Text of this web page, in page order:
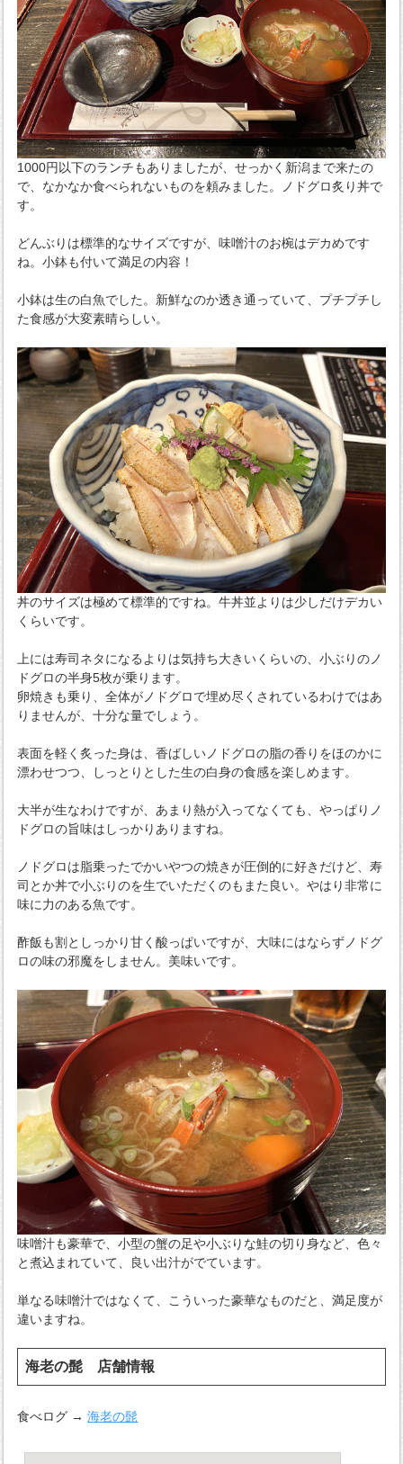
1000円以下のランチもありましたが、せっかく新潟まで来たの
で、なかなか食べられないものを頼みました。ノドグロ炙り丼で
す。
どんぶりは標準的なサイズですが、味噌汁のお椀はデカめです
ね。小鉢も付いて満足の内容！
小鉢は生の白魚でした。新鮮なのか透き通っていて、プチプチし
た食感が大変素晴らしい。
丼のサイズは極めて標準的ですね。牛丼並よりは少しだけデカい
くらいです。
上には寿司ネタになるよりは気持ち大きいくらいの、小ぶりのノ
ドグロの半身5枚が乗ります。
卵焼きも乗り、全体がノドグロで埋め尽くされているわけではあ
りませんが、十分な量でしょう。
表面を軽く炙った身は、香ばしいノドグロの脂の香りをほのかに
漂わせつつ、しっとりとした生の白身の食感を楽しめます。
大半が生なわけですが、あまり熱が入ってなくても、やっぱりノ
ドグロの旨味はしっかりありますね。
ノドグロは脂乗ったでかいやつの焼きが圧倒的に好きだけど、寿
司とか丼で小ぶりのを生でいただくのもまた良い。やはり非常に
味に力のある魚です。
酢飯も割としっかり甘く酸っぱいですが、大味にはならずノドグ
ロの味の邪魔をしません。美味いです。
味噌汁も豪華で、小型の蟹の足や小ぶりな鮭の切り身など、色々
と煮込まれていて、良い出汁がでています。
単なる味噌汁ではなくて、こういった豪華なものだと、満足度が
違いますね。
海老の髭 店舗情報
食べログ →海老の髭